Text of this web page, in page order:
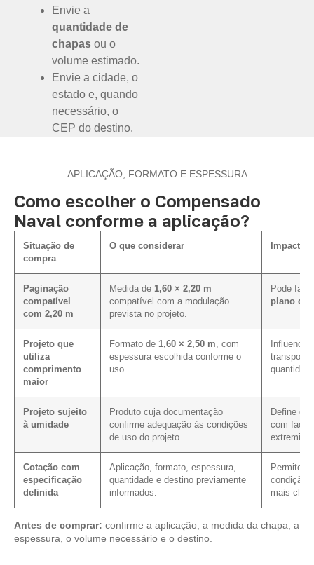
Envie a
quantidade de
chapas ou o
volume estimado.
Envie a cidade, o
estado e, quando
necessário, o
CEP do destino.
APLICAÇÃO, FORMATO E ESPESSURA
Como escolher o Compensado
Naval conforme a aplicação?
Situação de
compra
O que considerar Impacto
Paginação
compatível
com 2,20 m
Medida de 1,60 × 2,20 m
compatível com a modulação
prevista no projeto.
Pode
plano de
Projeto que
utiliza
comprimento
maior
Formato de 1,60 × 2,50 m , com
espessura escolhida conforme o
uso.
Projeto sujeito
à umidade
Produto cuja documentação
confirme adequação às condições
de uso do projeto.
Define os
com
Cotação com
especificação
definida
Aplicação, formato, espessura,
quantidade e destino previamente
informados.
Permite
condição
mais
Antes de comprar: confirme a aplicação, a medida da chapa, a
espessura, o volume necessário e o destino.